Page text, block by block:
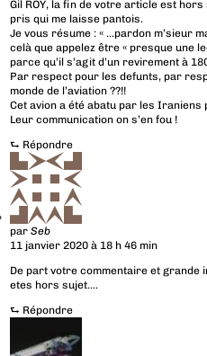
Gil ROY, la fin de votre article est
pris qui me laisse pantois.
Je vous résume : « …pardon m’sieur
celà que appelez être « presque une
parce qu’il s’agit d’un revirement à
Par respect pour les defunts, par
monde de l’aviation ??!!
Cet avion a été abatu par les Iraniens
Leur communication on s’en fou !
⮑ Répondre
parSeb
11 janvier 2020 à 18 h 46 min
De part votre commentaire et grande
etes hors sujet….
⮑ Répondre